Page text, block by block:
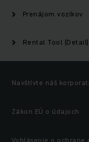
Prenájom vozíkov
Rental Tool (Detail)
Navštívte náš
Zákon EÚ o údajoch